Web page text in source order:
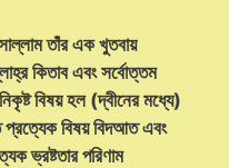
তাঁর এক খুতবায়
কিতাব এবং সর্বোত্তম
বিষয় হল (দ্বীনের মধ্যে)
বিষয় বিদআত এবং
ভ্রষ্টতার পরিণাম